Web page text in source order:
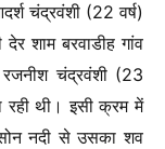
चंद्रवंशी (22 वर्ष)
देर शाम बरवाडीह गांव
चंद्रवंशी (23
रही थी। इसी क्रम में
नदी से उसका शव